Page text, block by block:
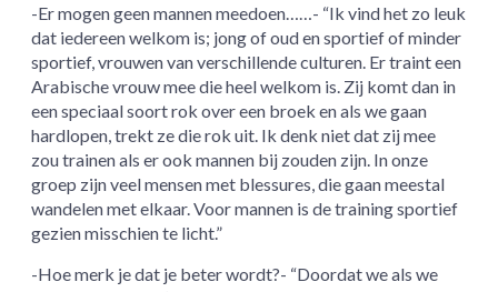
-Er mogen geen mannen meedoen……- “Ik vind het zo leuk
dat iedereen welkom is; jong of oud en sportief of minder
sportief, vrouwen van verschillende culturen. Er traint een
Arabische vrouw mee die heel welkom is. Zij komt dan in
een speciaal soort rok over een broek en als we gaan
hardlopen, trekt ze die rok uit. Ik denk niet dat zij mee
zou trainen als er ook mannen bij zouden zijn. In onze
groep zijn veel mensen met blessures, die gaan meestal
wandelen met elkaar. Voor mannen is de training sportief
gezien misschien te licht.”
-Hoe merk je dat je beter wordt?- “Doordat we als we